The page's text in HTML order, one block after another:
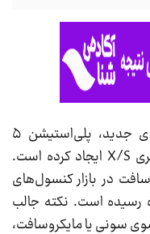
، طبق برآوردهای جدید، پلی‌استیشن ۵
فاصله‌ای قابل‌توجه با ایکس‌باکس سری X/S ایجاد کرده است.
در بازار کنسول‌های
رسیده است. نکته جالب
سونی یا مایکروسافت،